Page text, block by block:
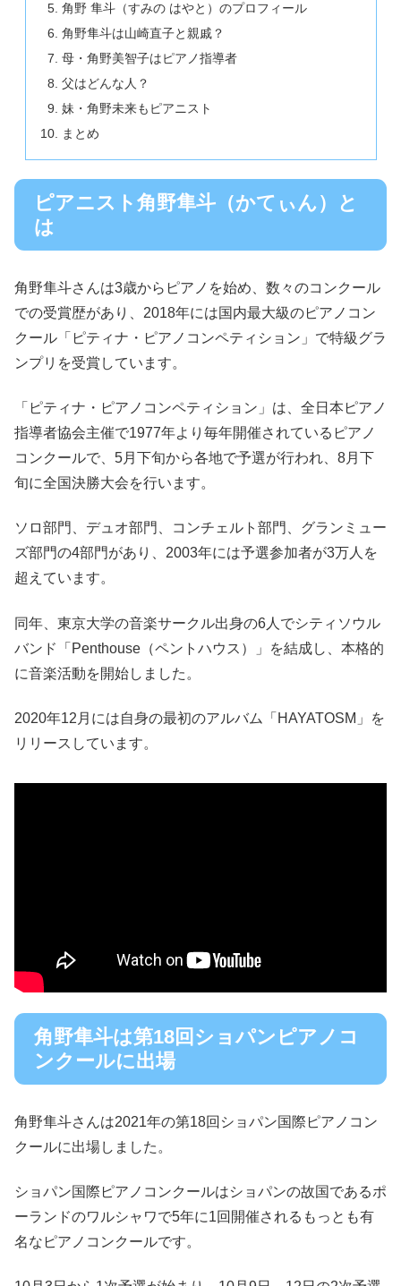
角野 隼斗（すみの はやと）のプロフィール
角野隼斗は山崎直子と親戚？
母・角野美智子はピアノ指導者
父はどんな人？
妹・角野未来もピアニスト
まとめ
ピアニスト角野隼斗（かてぃん）と
は
角野隼斗さんは3歳からピアノを始め、数々のコンクール
での受賞歴があり、2018年には国内最大級のピアノコン
クール「ピティナ・ピアノコンペティション」で特級グラ
ンプリを受賞しています。
「ピティナ・ピアノコンペティション」は、全日本ピアノ
指導者協会主催で1977年より毎年開催されているピアノ
コンクールで、5月下旬から各地で予選が行われ、8月下
旬に全国決勝大会を行います。
ソロ部門、デュオ部門、コンチェルト部門、グランミュー
ズ部門の4部門があり、2003年には予選参加者が3万人を
超えています。
同年、東京大学の音楽サークル出身の6人でシティソウル
バンド「Penthouse（ペントハウス）」を結成し、本格的
に音楽活動を開始しました。
2020年12月には自身の最初のアルバム「HAYATOSM」を
リリースしています。
角野隼斗は第18回ショパンピアノコ
ンクールに出場
角野隼斗さんは2021年の第18回ショパン国際ピアノコン
クールに出場しました。
ショパン国際ピアノコンクールはショパンの故国であるポ
ーランドのワルシャワで5年に1回開催されるもっとも有
名なピアノコンクールです。